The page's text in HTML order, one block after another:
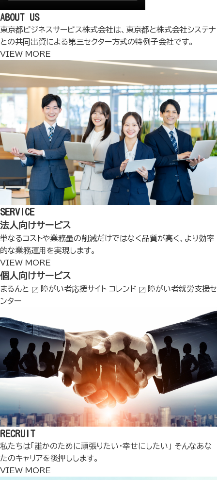
ABOUT US
東京都ビジネスサービス株式会社は、東京都と株式会社システナ
との共同出資による第三セクター方式の特例子会社です。
VIEW MORE
SERVICE
法人向けサービス
単なるコストや業務量の削減だけではなく品質が高く、より効率
的な業務運用を実現します。
VIEW MORE
個人向けサービス
まるんと 障がい者応援サイト コレンド
障がい者就労支援セ
ンター
RECRUIT
私たちは「誰かのために頑張りたい・幸せにしたい」 そんなあな
たのキャリアを後押しします。
VIEW MORE